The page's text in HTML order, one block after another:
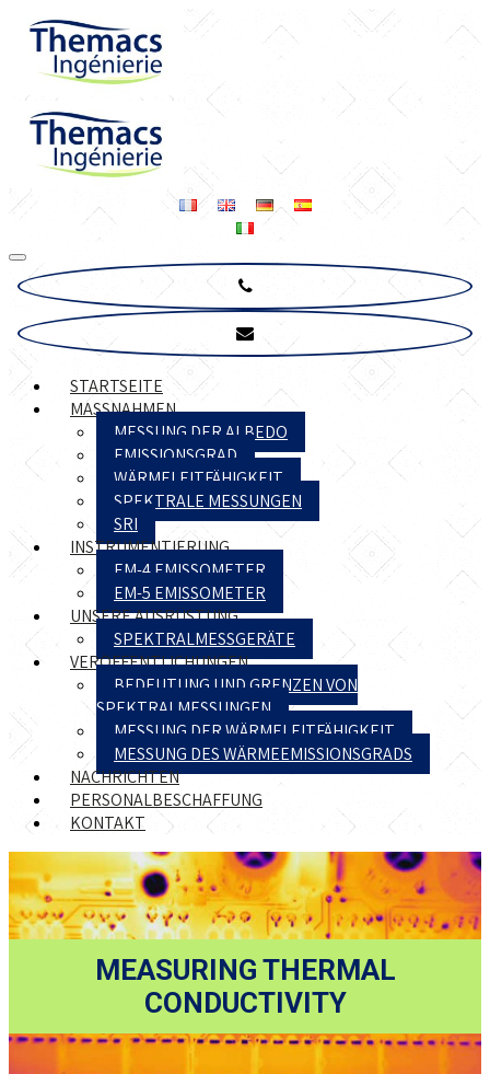
STARTSEITE
MASSNAHMEN
MESSUNG DER ALBEDO
EMISSIONSGRAD
WÄRMELEITFÄHIGKEIT
SPEKTRALE MESSUNGEN
SRI
INSTRUMENTIERUNG
EM-4 EMISSOMETER
EM-5 EMISSOMETER
UNSERE AUSRÜSTUNG
SPEKTRALMESSGERÄTE
VERÖFFENTLICHUNGEN
BEDEUTUNG UND GRENZEN VON
SPEKTRALMESSUNGEN
MESSUNG DER WÄRMELEITFÄHIGKEIT
MESSUNG DES WÄRMEEMISSIONSGRADS
NACHRICHTEN
PERSONALBESCHAFFUNG
KONTAKT
MEASURING THERMAL
CONDUCTIVITY